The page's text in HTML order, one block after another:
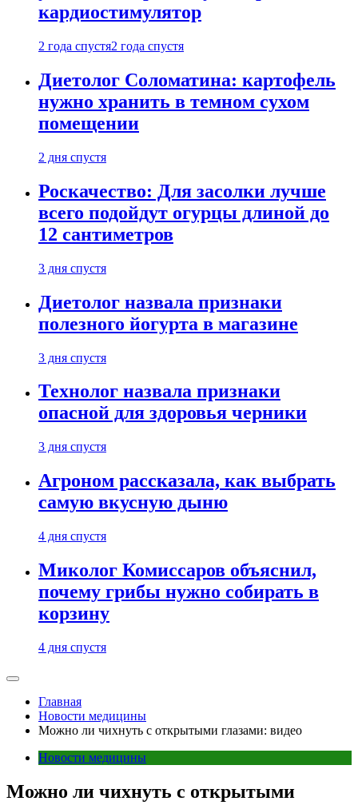
кардиостимулятор
2 года спустя2 года спустя
Диетолог Соломатина: картофель
нужно хранить в темном сухом
помещении
2 дня спустя
Роскачество: Для засолки лучше
всего подойдут огурцы длиной до
12 сантиметров
3 дня спустя
Диетолог назвала признаки
полезного йогурта в магазине
3 дня спустя
Технолог назвала признаки
опасной для здоровья черники
3 дня спустя
Агроном рассказала, как выбрать
самую вкусную дыню
4 дня спустя
Миколог Комиссаров объяснил,
почему грибы нужно собирать в
корзину
4 дня спустя
Главная
Новости медицины
Можно ли чихнуть с открытыми глазами: видео
Новости медицины
Можно ли чихнуть с открытыми